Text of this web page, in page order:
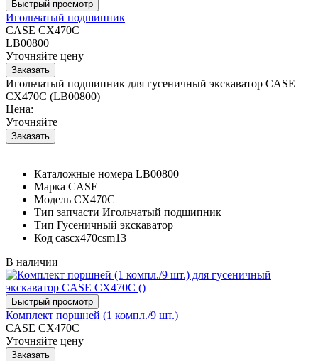
Игольчатый подшипник
CASE CX470C
LB00800
Уточняйте цену
Игольчатый подшипник для гусеничный экскаватор CASE
CX470C (LB00800)
Цена:
Уточняйте
Каталожные номера LB00800
Марка CASE
Модель CX470C
Тип запчасти Игольчатый подшипник
Тип Гусеничный экскаватор
Код cascx470csm13
В наличии
Комплект поршней (1 компл./9 шт.)
CASE CX470C
Уточняйте цену